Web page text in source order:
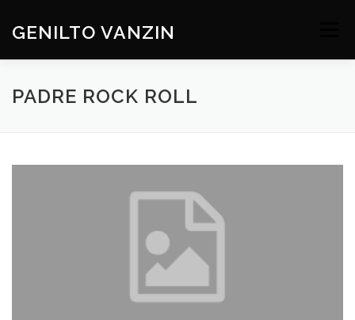
content
GENILTO VANZIN
SOBRE DEV HOBBIES
PADRE ROCK ROLL